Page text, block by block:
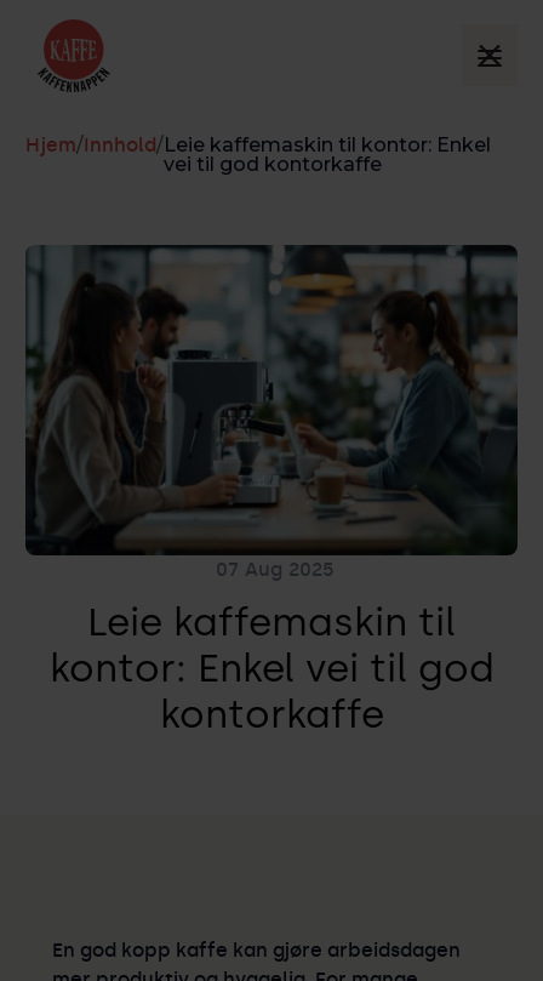
Hjem/Innhold/Leie kaffemaskin til kontor: Enkel
vei til god kontorkaffe
07 Aug 2025
Leie kaffemaskin til
kontor: Enkel vei til god
kontorkaffe
En god kopp kaffe kan gjøre arbeidsdagen